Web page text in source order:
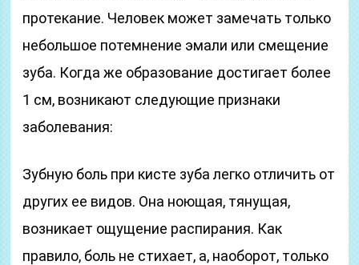
протекание. Человек может замечать только
небольшое потемнение эмали или смещение
зуба. Когда же образование достигает более
1 см, возникают следующие признаки
заболевания:
Зубную боль при кисте зуба легко отличить от
других ее видов. Она ноющая, тянущая,
возникает ощущение распирания. Как
правило, боль не стихает, а, наоборот, только